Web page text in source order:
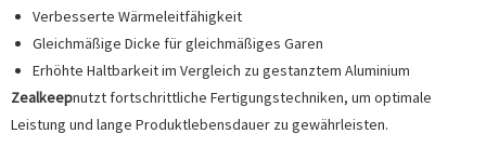
Verbesserte Wärmeleitfähigkeit
Gleichmäßige Dicke für gleichmäßiges Garen
Erhöhte Haltbarkeit im Vergleich zu gestanztem Aluminium
Zealkeepnutzt fortschrittliche Fertigungstechniken, um optimale
Leistung und lange Produktlebensdauer zu gewährleisten.